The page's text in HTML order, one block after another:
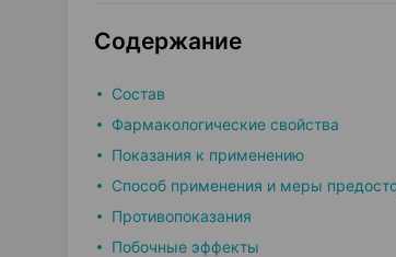
Содержание
Состав
Фармакологические свойства
Показания к применению
Способ применения и меры
Противопоказания
Побочные эффекты